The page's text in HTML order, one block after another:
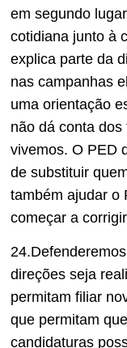
em segundo
cotidiana junto à
explica parte da
nas campanhas
uma orientação
não dá conta
vivemos. O PED
de substituir
também ajudar o
começar a corri
24
direções seja
permitam filiar
que permitam
candidaturas